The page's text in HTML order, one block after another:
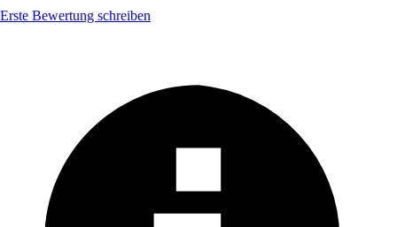
Erste Bewertung schreiben